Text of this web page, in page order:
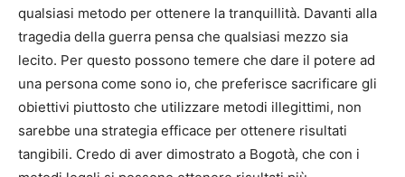
qualsiasi metodo per ottenere la tranquillità. Davanti alla
tragedia della guerra pensa che qualsiasi mezzo sia
lecito. Per questo possono temere che dare il potere ad
una persona come sono io, che preferisce sacrificare gli
obiettivi piuttosto che utilizzare metodi illegittimi, non
sarebbe una strategia efficace per ottenere risultati
tangibili. Credo di aver dimostrato a Bogotà, che con i